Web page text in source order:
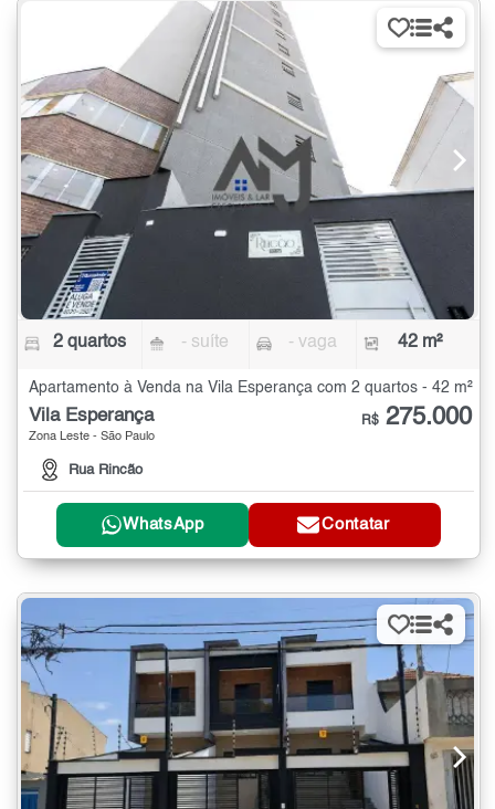
2 quartos - suíte - vaga 42 m²
Apartamento à Venda na Vila Esperança com 2 quartos - 42 m²
Vila Esperança
Zona Leste - São Paulo
Rua Rincão
R$ 275.000
WhatsApp Contatar